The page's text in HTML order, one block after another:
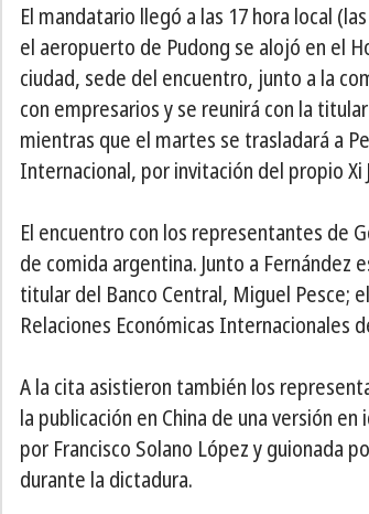
El mandatario llegó a las 17 hora local
el aeropuerto de Pudong se alojó en el
ciudad, sede del encuentro, junto a la
con empresarios y se reunirá con la
mientras que el martes se trasladará a
Internacional, por invitación del propio Xi
El encuentro con los representantes de
de comida argentina. Junto a Fernández
titular del Banco Central, Miguel Pesce;
Relaciones Económicas Internacionales
A la cita asistieron también los
la publicación en China de una versión
por Francisco Solano López y guionada
durante la dictadura.